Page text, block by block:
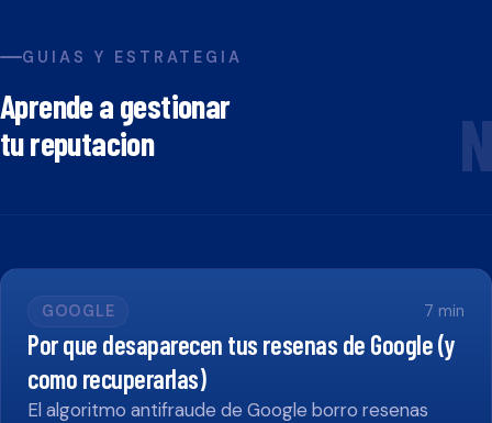
GUIAS Y ESTRATEGIA
Aprende a gestionar
tu reputacion
N
GOOGLE 7 min
Por que desaparecen tus resenas de Google (y
como recuperarlas)
El algoritmo antifraude de Google borro resenas